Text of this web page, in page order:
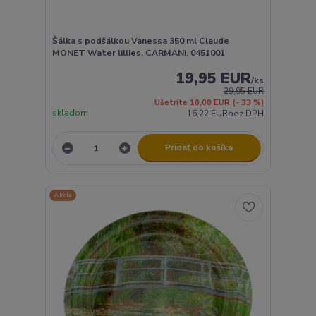
Šálka s podšálkou Vanessa 350 ml Claude
MONET Water lillies, CARMANI, 0451001
29,95 EUR
Ušetríte 10,00 EUR (- 33 %)
19,95 EUR/ks
16,22 EURbez DPH
skladom
Pridať do košíka
Akcia